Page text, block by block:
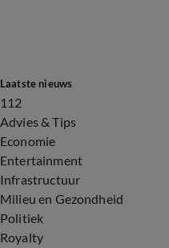
Laatste nieuws
112
Advies & Tips
Economie
Entertainment
Infrastructuur
Milieu en Gezondheid
Politiek
Royalty